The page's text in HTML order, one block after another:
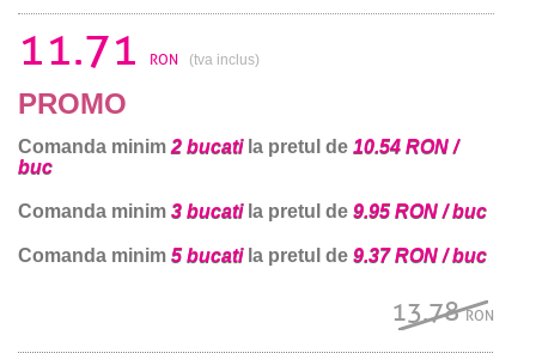
11.71 RON (tva inclus)
PROMO
Comanda minim 2 bucatila pretul de 10.54 RON /
buc
Comanda minim 3 bucatila pretul de 9.95 RON / buc
Comanda minim 5 bucatila pretul de 9.37 RON / buc
13.78RON